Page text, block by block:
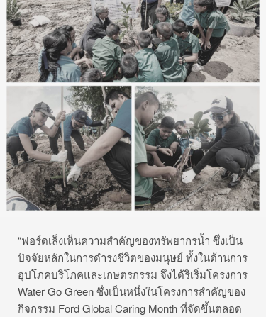
“ฟอร์ดเล็งเห็นความสำคัญของทรัพยากรน้ำ ซึ่งเป็น
ปัจจัยหลักในการดำรงชีวิตของมนุษย์ ทั้งในด้านการ
อุปโภคบริโภคและเกษตรกรรม จึงได้ริเริ่มโครงการ
Water Go Green ซึ่งเป็นหนึ่งในโครงการสำคัญของ
กิจกรรม Ford Global Caring Month ที่จัดขึ้นตลอด